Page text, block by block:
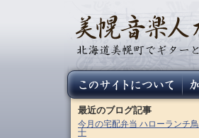
最近のブログ記事
今月の宅配弁当 ハローランチ鳥
十